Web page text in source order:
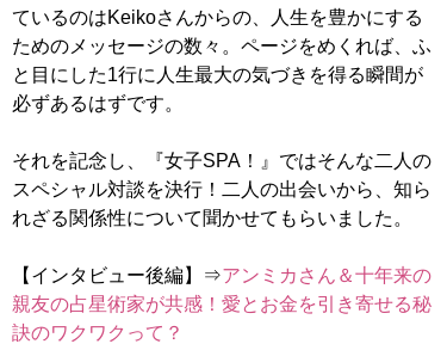
ているのはKeikoさんからの、人生を豊かにする
ためのメッセージの数々。ページをめくれば、ふ
と目にした1行に人生最大の気づきを得る瞬間が
必ずあるはずです。
それを記念し、『女子SPA！』ではそんな二人の
スペシャル対談を決行！二人の出会いから、知ら
れざる関係性について聞かせてもらいました。
【インタビュー後編】⇒アンミカさん＆十年来の
親友の占星術家が共感！愛とお金を引き寄せる秘
訣のワクワクって？